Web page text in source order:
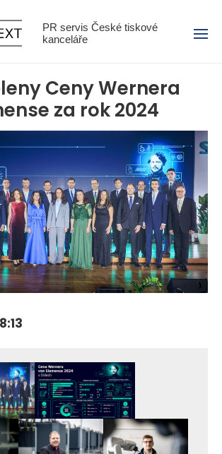
PR servis České tiskové
kanceláře
Menu
Ceny Wernera
za rok 2024